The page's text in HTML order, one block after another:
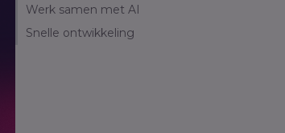
Werk samen met AI
Snelle ontwikkeling